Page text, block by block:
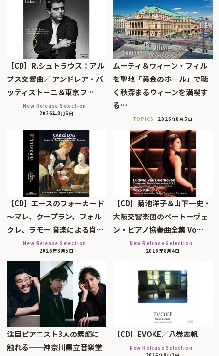
【CD】R.シュトラウス：アル
プス交響曲／ アンドレア・バ
ッティストーニ＆東京フ…
New Release Selection
2026年8月6日
ムーティ＆ウィーン・フィル
を聖地「黄金のホール」で聴
く秋深まるウィーンを満喫す
る…
TOPICS 2026年8月5日
【CD】エースのフォーカード
～マレ、クープラン、フォル
クレ、ラモー 音楽による肖…
New Release Selection
2026年8月5日
【CD】菊池洋子＆山下一史・
大阪交響楽団のベートーヴェ
ン・ピアノ協奏曲全集 Vo…
New Release Selection
2026年8月4日
注目ピアニスト3人の素顔に
触れる──神奈川県立音楽堂
【CD】EVOKE／八巻志帆
New Release Selection